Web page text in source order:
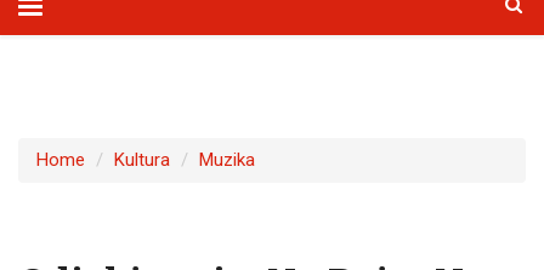
Home Kultura Muzika